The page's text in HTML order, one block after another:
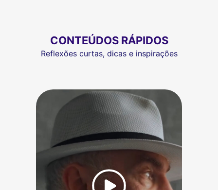
CONTEÚDOS RÁPIDOS
Reflexões curtas, dicas e inspirações